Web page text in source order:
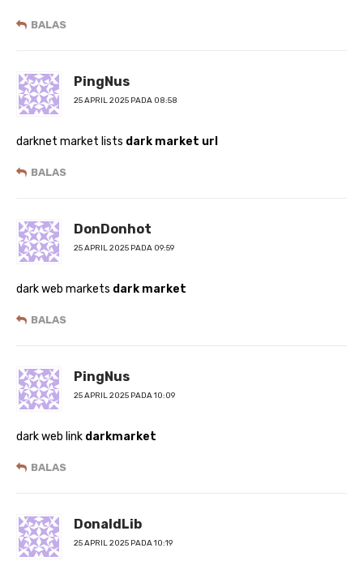
BALAS
PingNus
25 APRIL 2025 PADA 08:58
darknet market lists dark market url
BALAS
DonDonhot
25 APRIL 2025 PADA 09:59
dark web markets dark market
BALAS
PingNus
25 APRIL 2025 PADA 10:09
dark web link darkmarket
BALAS
DonaldLib
25 APRIL 2025 PADA 10:19